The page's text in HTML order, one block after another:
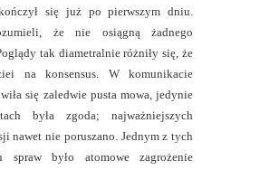
się już po pierwszym dniu.
że nie osiągną żadnego
tak diametralnie różniły się, że
na konsensus. W komunikacie
się zaledwie pusta mowa, jedynie
była zgoda; najważniejszych
nawet nie poruszano. Jednym z tych
spraw było atomowe zagrożenie